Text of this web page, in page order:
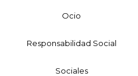
Ocio
Responsabilidad Social
Sociales